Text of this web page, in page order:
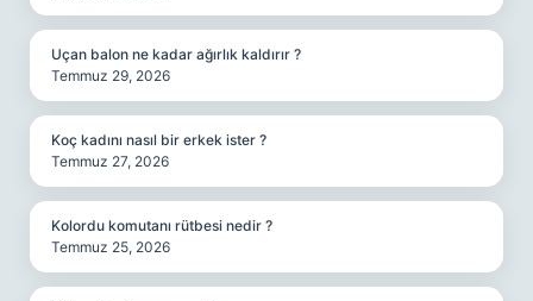
Uçan balon ne kadar ağırlık kaldırır ?
Temmuz 29, 2026
Koç kadını nasıl bir erkek ister ?
Temmuz 27, 2026
Kolordu komutanı rütbesi nedir ?
Temmuz 25, 2026